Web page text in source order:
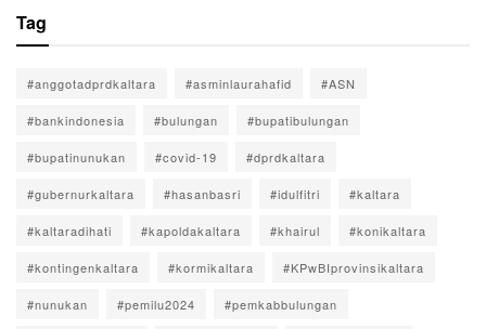
Tag
#anggotadprdkaltara #asminlaurahafid #ASN
#bankindonesia #bulungan #bupatibulungan
#bupatinunukan #covid-19 #dprdkaltara
#gubernurkaltara #hasanbasri #idulfitri #kaltara
#kaltaradihati #kapoldakaltara #khairul #konikaltara
#kontingenkaltara #kormikaltara #KPwBIprovinsikaltara
#nunukan #pemilu2024 #pemkabbulungan